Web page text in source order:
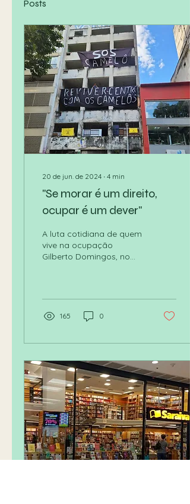
Posts
20 de jun. de 2024 ∙ 4 min
"Se morar é um direito,
ocupar é um dever"
A luta cotidiana de quem
vive na ocupação
Gilberto Domingos, no
Janeiro,...
165 0